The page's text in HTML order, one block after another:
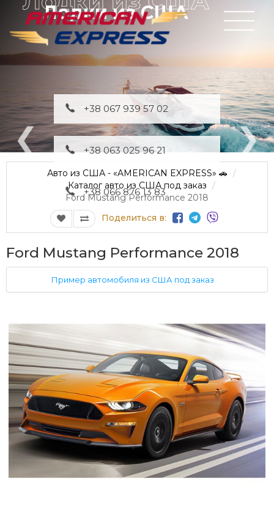
Лодки из США
+38 067 939 57 02
+38 063 025 96 21
+38 066 876 13 83
Авто из США - «AMERICAN EXPRESS» 🚗
Каталог авто из США под заказ
Ford Mustang Performance 2018
Поделиться в:
Ford Mustang Performance 2018
Пример автомобиля из США под заказ